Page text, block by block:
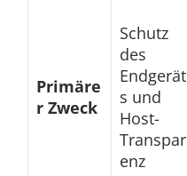
Primäre
r Zweck
Schutz
des
Endgerät
s und
Host-
Transpar
enz